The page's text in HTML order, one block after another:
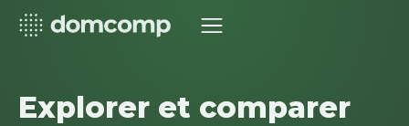
Explorer et comparer